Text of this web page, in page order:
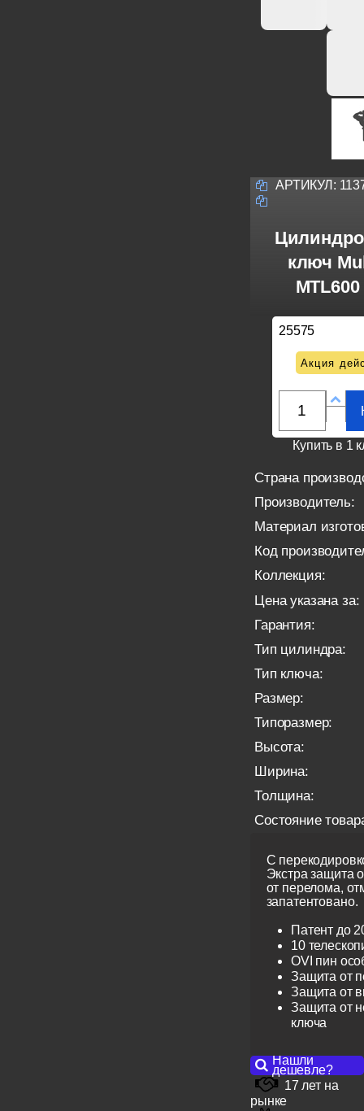
АРТИКУЛ:
ключ
25575
Акция
Купить в 1
Страна
Производитель:
Материал
Код
Коллекция:
Цена указана за:
Гарантия:
Тип цилиндра:
Тип ключа:
Размер:
Типоразмер:
Высота:
Ширина:
Толщина:
Состояние
С
Экстра защита
от перелома,
запатентовано.
Патент до
10
OVI пин
Защита от
Защита от
Защита от
ключа
Нашли
дешевле?
17 лет на
рынке